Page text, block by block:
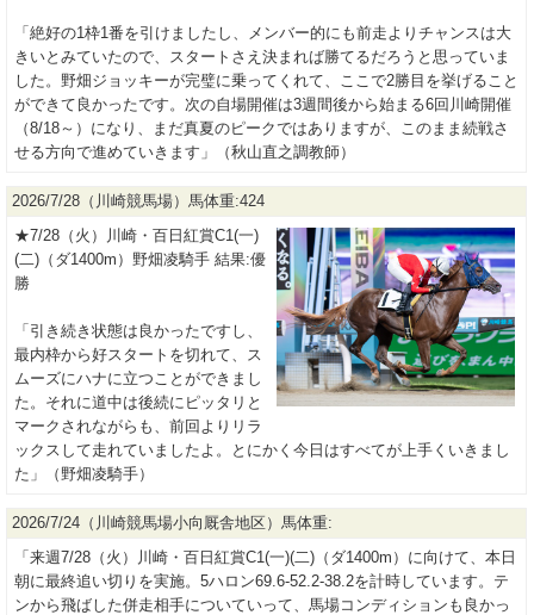
「絶好の1枠1番を引けましたし、メンバー的にも前走よりチャンスは大
きいとみていたので、スタートさえ決まれば勝てるだろうと思っていま
した。野畑ジョッキーが完璧に乗ってくれて、ここで2勝目を挙げること
ができて良かったです。次の自場開催は3週間後から始まる6回川崎開催
（8/18～）になり、まだ真夏のピークではありますが、このまま続戦さ
せる方向で進めていきます」（秋山直之調教師）
2026/7/28（川崎競馬場）馬体重:424
★7/28（火）川崎・百日紅賞C1(一)
(二)（ダ1400m）野畑凌騎手 結果:優
勝
「引き続き状態は良かったですし、
最内枠から好スタートを切れて、ス
ムーズにハナに立つことができまし
た。それに道中は後続にピッタリと
マークされながらも、前回よりリラ
ックスして走れていましたよ。とにかく今日はすべてが上手くいきまし
た」（野畑凌騎手）
2026/7/24（川崎競馬場小向厩舎地区）馬体重:
「来週7/28（火）川崎・百日紅賞C1(一)(二)（ダ1400m）に向けて、本日
朝に最終追い切りを実施。5ハロン69.6-52.2-38.2を計時しています。テ
ンから飛ばした併走相手についていって、馬場コンディションも良かっ